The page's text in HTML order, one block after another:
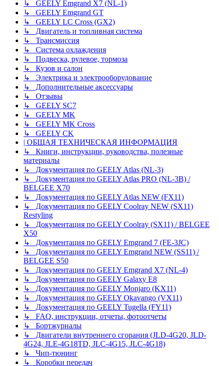
↳ GEELY Emgrand X7 (NL-1)
↳ GEELY Emgrand GT
↳ GEELY LC Cross (GX2)
↳ Двигатель и топливная система
↳ Трансмиссия
↳ Система охлаждения
↳ Подвеска, рулевое, тормоза
↳ Кузов и салон
↳ Электрика и электрооборудование
↳ Дополнительные аксессуары
↳ Отзывы
↳ GEELY SC7
↳ GEELY MK
↳ GEELY MK Cross
↳ GEELY CK
| ОБЩАЯ ТЕХНИЧЕСКАЯ ИНФОРМАЦИЯ
↳ Книги, инструкции, руководства, полезные
материалы
↳ Документация по GEELY Atlas (NL-3)
↳ Документация по GEELY Atlas PRO (NL-3B) /
BELGEE X70
↳ Документация по GEELY Atlas NEW (FX11)
↳ Документация по GEELY Coolray NEW (SX11)
Restyling
↳ Документация по GEELY Coolray (SX11) / BELGEE
X50
↳ Документация по GEELY Emgrand 7 (FE-3JC)
↳ Документация по GEELY Emgrand NEW (SS11) /
BELGEE S50
↳ Документация по GEELY Emgrand X7 (NL-4)
↳ Документация по GEELY Galaxy E8
↳ Документация по GEELY Monjaro (KX11)
↳ Документация по GEELY Okavango (VX11)
↳ Документация по GEELY Tugella (FY11)
↳ FAQ, инструкции, отчеты, фотоотчеты
↳ Бортжурналы
↳ Двигатели внутреннего сгорания (JLD-4G20, JLD-
4G24, JLE-4G18TD, JLC-4G15, JLC-4G18)
↳ Чип-тюнинг
↳ Коробки передач